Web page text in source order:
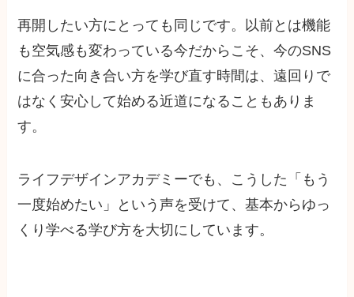
再開したい方にとっても同じです。以前とは機能
も空気感も変わっている今だからこそ、今のSNS
に合った向き合い方を学び直す時間は、遠回りで
はなく安心して始める近道になることもありま
す。
ライフデザインアカデミーでも、こうした「もう
一度始めたい」という声を受けて、基本からゆっ
くり学べる学び方を大切にしています。